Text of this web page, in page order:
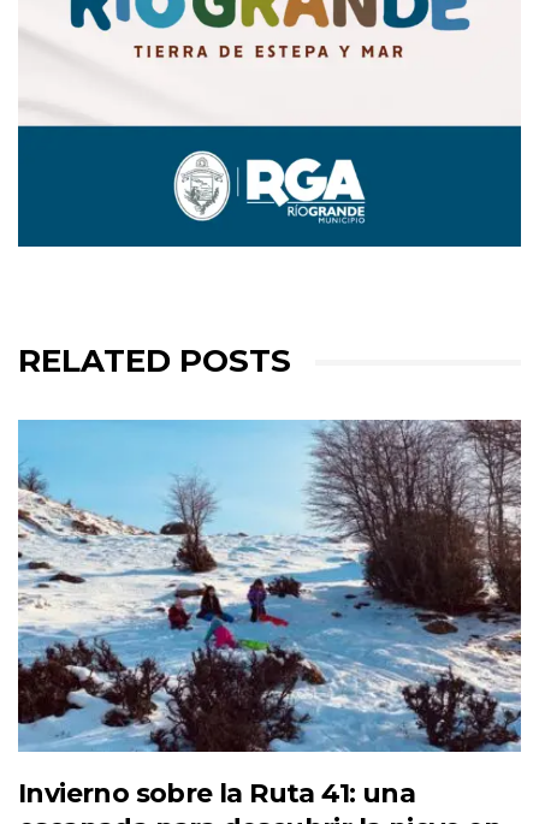
RELATED POSTS
Invierno sobre la Ruta 41: una